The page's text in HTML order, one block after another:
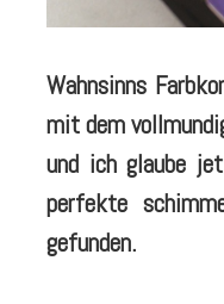
Wahnsinns
mit dem
und ich glaube
perfekte
gefunden.